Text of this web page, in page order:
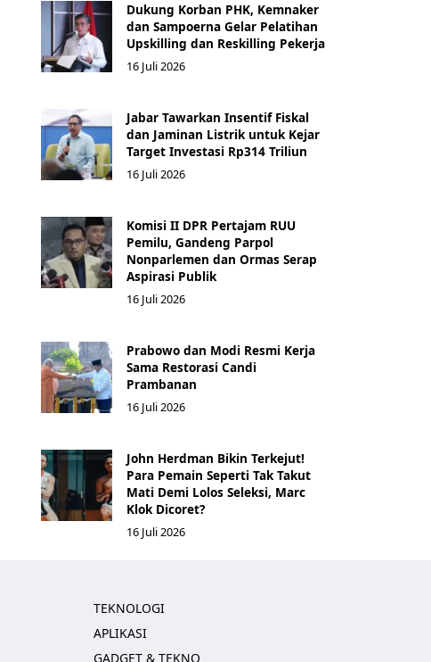
Dukung Korban PHK, Kemnaker
dan Sampoerna Gelar Pelatihan
Upskilling dan Reskilling Pekerja
16 Juli 2026
Jabar Tawarkan Insentif Fiskal
dan Jaminan Listrik untuk Kejar
Target Investasi Rp314 Triliun
16 Juli 2026
Komisi II DPR Pertajam RUU
Pemilu, Gandeng Parpol
Nonparlemen dan Ormas Serap
Aspirasi Publik
16 Juli 2026
Prabowo dan Modi Resmi Kerja
Sama Restorasi Candi
Prambanan
16 Juli 2026
John Herdman Bikin Terkejut!
Para Pemain Seperti Tak Takut
Mati Demi Lolos Seleksi, Marc
Klok Dicoret?
16 Juli 2026
TEKNOLOGI
APLIKASI
GADGET & TEKNO